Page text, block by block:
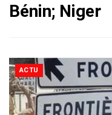
Bénin; Niger
ACTU